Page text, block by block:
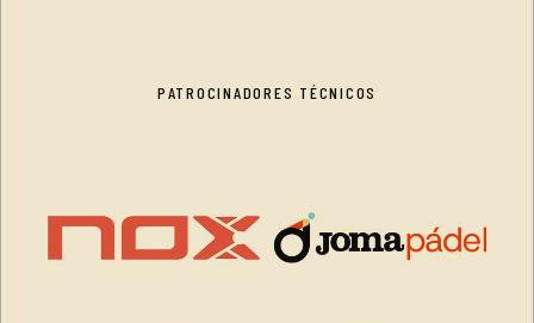
PATROCINADORES TÉCNICOS